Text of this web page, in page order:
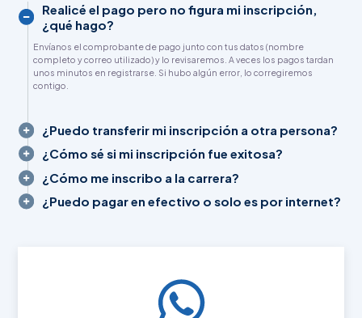
Realicé el pago pero no figura mi inscripción,
¿qué hago?
Envíanos el comprobante de pago junto con tus datos (nombre
completo y correo utilizado) y lo revisaremos. A veces los pagos tardan
unos minutos en registrarse. Si hubo algún error, lo corregiremos
contigo.
¿Puedo transferir mi inscripción a otra persona?
¿Cómo sé si mi inscripción fue exitosa?
¿Cómo me inscribo a la carrera?
¿Puedo pagar en efectivo o solo es por internet?